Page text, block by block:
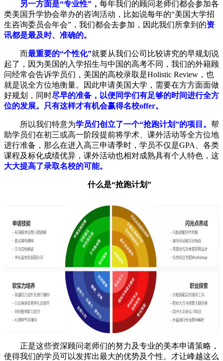
另一方面是“专业性”， 每年我们的顾问老师们都会参加各
类美国升学协会举办的咨询活动，比如说每年的“美国大学招
生咨询委员会年会”，我们都会去参加，因此我们所拿到的资
讯都是最及时、准确的。
而最重要的“个性化”就要从我们公司比较讲究的早规划说
起了，因为美国的入学招生与中国的高考不同，我们的外籍顾
问经常会告诉学员们，美国的高校录取是Holistic Review，也
就是说全方位地衡量。因此申请美国大学，需要在方方面面做
好规划，同时尽早的准备，以便同学们有足够的时间进行全方
位的发展。只有这样才有机会赢得名校offer。
所以我们特意为学员们创立了一个“抢跑计划”的项目。 帮
助学员们在初三或高一阶段提前将学术、课外活动等全方位地
进行准备，那么在进入高三申请季时，学员不仅是GPA、各类
课程及标化成绩优异，课外活动也相对成熟具有个人特色，这
大大提高了录取名校的可能。
什么是“抢跑计划”
正是这些资深顾问老师们的努力及专业的美本申请策略，
使得我们的学员可以发挥出最大的优势及个性。才让峰越这么